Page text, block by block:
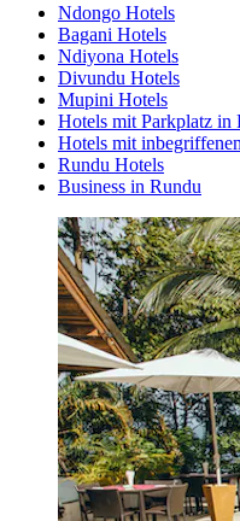
Ndongo Hotels
Bagani Hotels
Ndiyona Hotels
Divundu Hotels
Mupini Hotels
Hotels mit Parkplatz in
Hotels mit
Rundu Hotels
Business in Rundu